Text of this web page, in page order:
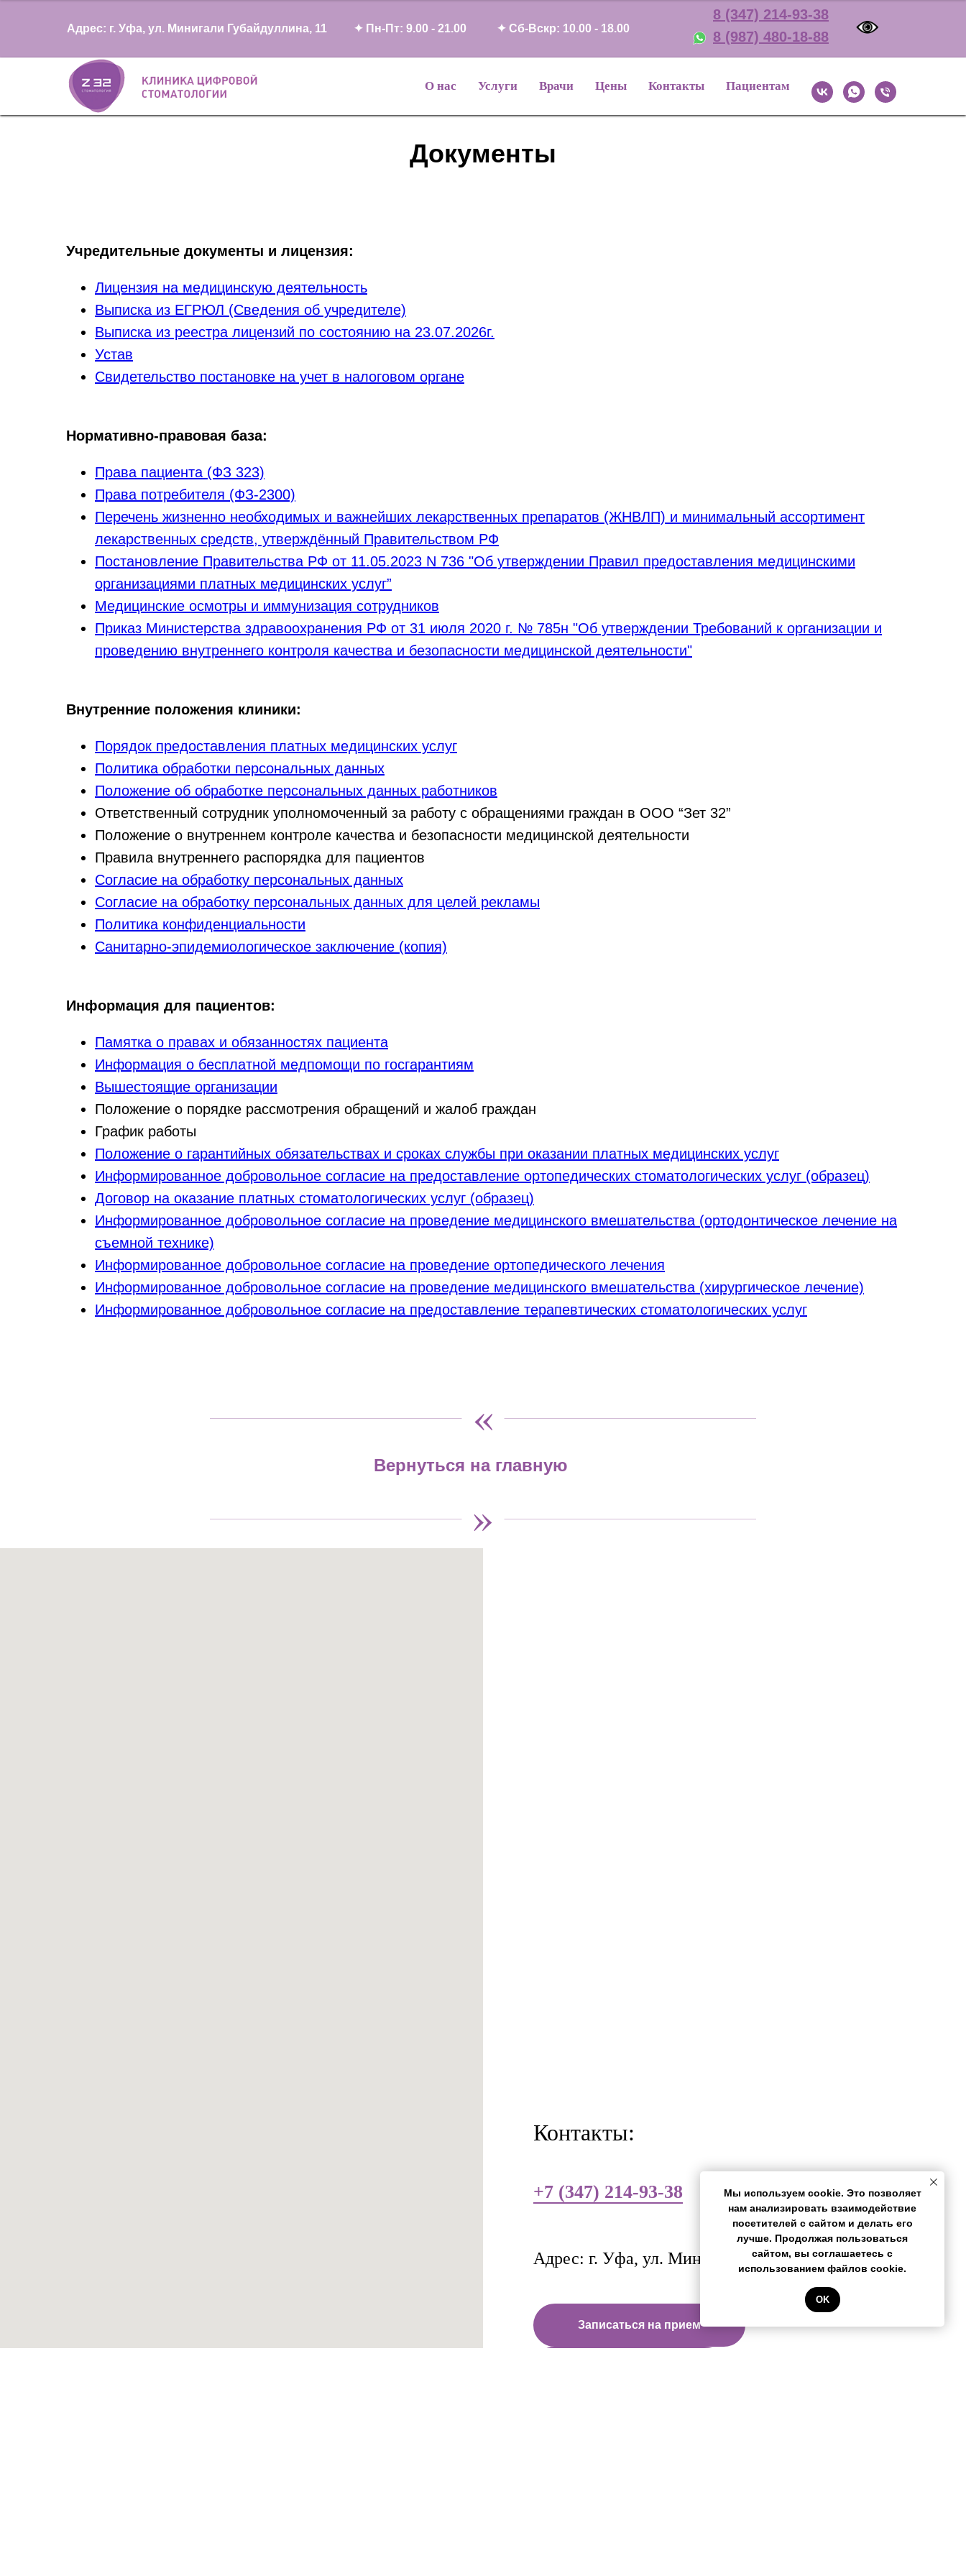
Адрес: г. Уфа, ул. Минигали Губайдуллина, 11 ✦ Сб-Вскр: 10.00 - 18.00
✦ Пн-Пт: 9.00 - 21.00
8 (347) 214-93-38
8 (987) 480-18-88
О нас Услуги Врачи Цены Контакты Пациентам
Документы
Учредительные документы и лицензия:
Лицензия на медицинскую деятельность
Выписка из ЕГРЮЛ (Сведения об учредителе)
Выписка из реестра лицензий по состоянию на 23.07.2026г.
Устав
Свидетельство постановке на учет в налоговом органе
Нормативно-правовая база:
Права пациента (ФЗ 323)
Права потребителя (ФЗ-2300)
Перечень жизненно необходимых и важнейших лекарственных препаратов (ЖНВЛП) и минимальный ассортимент
лекарственных средств, утверждённый Правительством РФ
Постановление Правительства РФ от 11.05.2023 N 736 "Об утверждении Правил предоставления медицинскими
организациями платных медицинских услуг”
Медицинские осмотры и иммунизация сотрудников
Приказ Министерства здравоохранения РФ от 31 июля 2020 г. № 785н "Об утверждении Требований к организации и
проведению внутреннего контроля качества и безопасности медицинской деятельности"
Внутренние положения клиники:
Порядок предоставления платных медицинских услуг
Политика обработки персональных данных
Положение об обработке персональных данных работников
Ответственный сотрудник уполномоченный за работу с обращениями граждан в ООО “Зет 32”
Положение о внутреннем контроле качества и безопасности медицинской деятельности
Правила внутреннего распорядка для пациентов
Согласие на обработку персональных данных
Согласие на обработку персональных данных для целей рекламы
Политика конфиденциальности
Санитарно-эпидемиологическое заключение (копия)
Информация для пациентов:
Памятка о правах и обязанностях пациента
Информация о бесплатной медпомощи по госгарантиям
Вышестоящие организации
Положение о порядке рассмотрения обращений и жалоб граждан
График работы
Положение о гарантийных обязательствах и сроках службы при оказании платных медицинских услуг
Информированное добровольное согласие на предоставление ортопедических стоматологических услуг (образец)
Договор на оказание платных стоматологических услуг (образец)
Информированное добровольное согласие на проведение медицинского вмешательства (ортодонтическое лечение на
съемной технике)
Информированное добровольное согласие на проведение ортопедического лечения
Информированное добровольное согласие на проведение медицинского вмешательства (хирургическое лечение)
Информированное добровольное согласие на предоставление терапевтических стоматологических услуг
«
Мы используем cookie. Это позволяет
нам анализировать взаимодействие
посетителей с сайтом и делать его
лучше. Продолжая пользоваться
сайтом, вы соглашаетесь с
использованием файлов cookie.
OK
Вернуться на главную
»
Контакты:
+7 (347) 214-93-38
Адрес: г. Уфа, ул. Минигали Губайдуллина, 11
Записаться на прием